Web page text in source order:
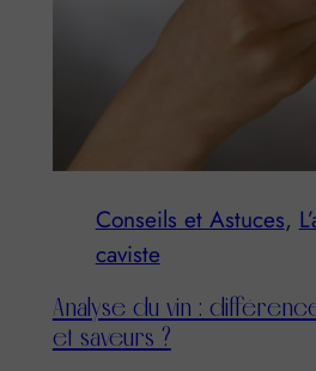
Conseils et Astuces,
caviste
Analyse du vin :
et saveurs ?